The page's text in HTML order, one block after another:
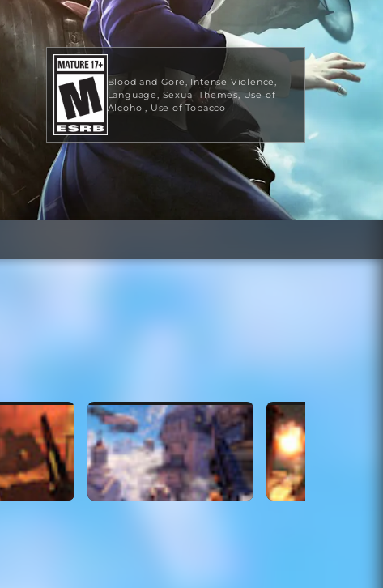
Blood and Gore
Intense Violence
Language
Sexual Themes Use of
Alcohol Use of Tobacco